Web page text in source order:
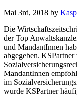
Mai 3rd, 2018 by
Die
der Top
und MandantInnen
abgegeben.
MandantInnen
im
wurde KSPartner